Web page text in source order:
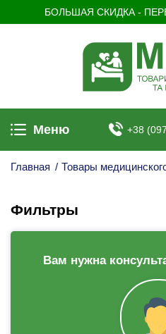
БОЛЬШАЯ СКИДКА -
Меню +38
Главная / Товары
Фильтры
Вам нужна